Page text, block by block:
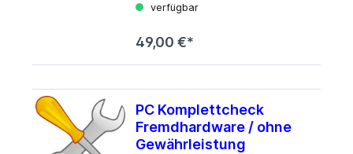
verfügbar
49,00 €*
PC Komplettcheck
Fremdhardware / ohne
Gewährleistung